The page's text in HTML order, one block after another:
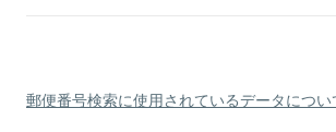
郵便番号検索に使用されているデータについ